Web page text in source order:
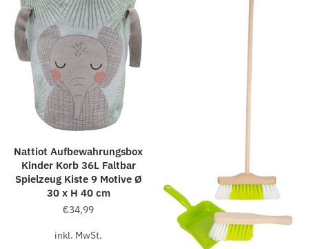
Nattiot Aufbewahrungsbox
Kinder Korb 36L Faltbar
Spielzeug Kiste 9 Motive Ø
30 x H 40 cm
€34,99
inkl. MwSt.